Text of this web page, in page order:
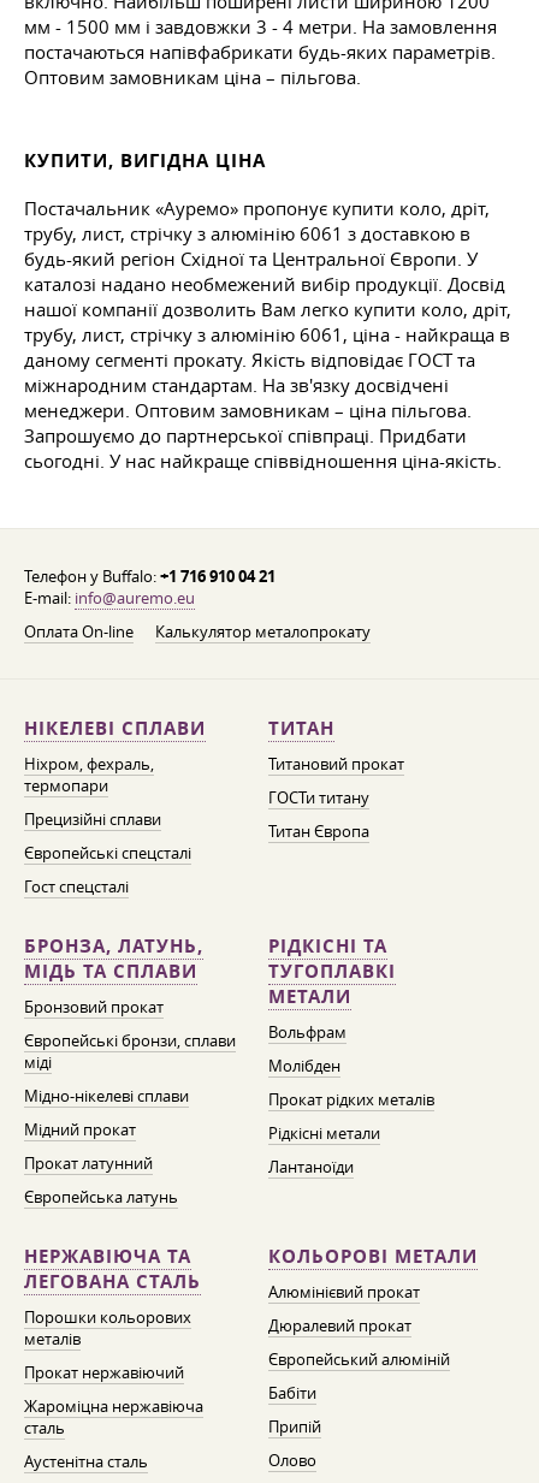
мм - 1500 мм і завдовжки 3 - 4 метри. На замовлення
постачаються напівфабрикати будь-яких параметрів.
Оптовим замовникам ціна – пільгова.
КУПИТИ, ВИГІДНА ЦІНА
Постачальник «Ауремо» пропонує купити коло, дріт,
трубу, лист, стрічку з алюмінію 6061 з доставкою в
будь-який регіон Східної та Центральної Європи. У
каталозі надано необмежений вибір продукції. Досвід
нашої компанії дозволить Вам легко купити коло, дріт,
трубу, лист, стрічку з алюмінію 6061, ціна - найкраща в
даному сегменті прокату. Якість відповідає ГОСТ та
міжнародним стандартам. На зв'язку досвідчені
менеджери. Оптовим замовникам – ціна пільгова.
Запрошуємо до партнерської співпраці. Придбати
сьогодні. У нас найкраще співвідношення ціна-якість.
Телефон у Buffalo:+1 716 910 04 21
E-mail: info@auremo.eu
Оплата On-line
Калькулятор металопрокату
НІКЕЛЕВІ СПЛАВИ
Ніхром, фехраль,
термопари
Прецизійні сплави
Європейські спецсталі
Гост спецсталі
ТИТАН
Титановий прокат
ГОСТи титану
Титан Європа
БРОНЗА, ЛАТУНЬ,
МІДЬ ТА СПЛАВИ
Бронзовий прокат
Європейські бронзи, сплави
міді
Мідно-нікелеві сплави
Мідний прокат
Прокат латунний
Європейська латунь
РІДКІСНІ ТА
ТУГОПЛАВКІ
МЕТАЛИ
Вольфрам
Молібден
Прокат рідких металів
Рідкісні метали
Лантаноїди
НЕРЖАВІЮЧА ТА
ЛЕГОВАНА СТАЛЬ
Порошки кольорових
металів
Прокат нержавіючий
Жароміцна нержавіюча
сталь
Аустенітна сталь
КОЛЬОРОВІ МЕТАЛИ
Алюмінієвий прокат
Дюралевий прокат
Європейський алюміній
Бабіти
Припій
Олово